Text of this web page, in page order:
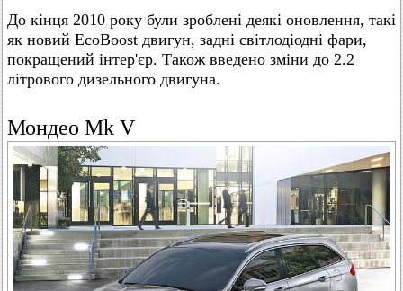
До кінця 2010 року були зроблені деякі оновлення, такі
як новий EcoBoost двигун, задні світлодіодні фари,
покращений інтер'єр. Також введено зміни до 2.2
літрового дизельного двигуна.
Мондео Mk V